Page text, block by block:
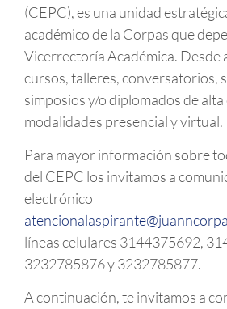
(CEPC), es una unidad
académico de la Corpas que
Vicerrectoría Académica. Desde
cursos, talleres, conversatorios,
simposios y/o diplomados de alta
modalidades presencial y virtual.
Para mayor información sobre
del CEPC los invitamos a
electrónico
líneas celulares 3144375692,
3232785876 y 3232785877.
A continuación, te invitamos a